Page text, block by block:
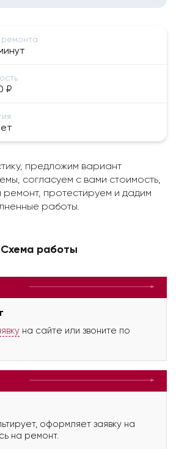
₽
предложим вариант
согласуем с вами стоимость,
протестируем и дадим
работы.
Схема работы
на сайте или звоните по
оформляет заявку на
на ремонт.